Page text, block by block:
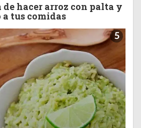
hacer arroz con palta y
tus comidas
5